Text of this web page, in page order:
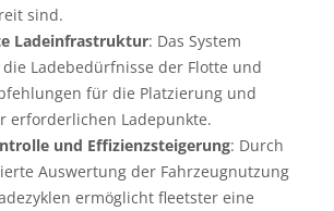
sind.
Ladeinfrastruktur: Das System
Ladebedürfnisse der Flotte und
für die Platzierung und
erforderlichen Ladepunkte.
und Effizienzsteigerung: Durch
Auswertung der Fahrzeugnutzung
ermöglicht fleetster eine